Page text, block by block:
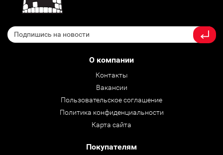
О компании
Контакты
Вакансии
Пользовательское соглашение
Политика конфиденциальности
Карта сайта
Покупателям